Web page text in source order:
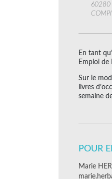
60280
En tant
Emploi de
Sur le
livres
semaine
POUR
Marie